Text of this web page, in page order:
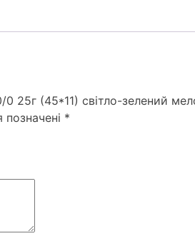
25г (45*11) свiтло-зелений
позначені *